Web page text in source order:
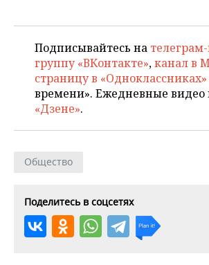
Подписывайтесь на
группу «ВКонтакте»,канал в
страницу в «Одноклассниках»
времени». Ежедневные видео
«Дзене».
Общество
Поделитесь в соцсетях